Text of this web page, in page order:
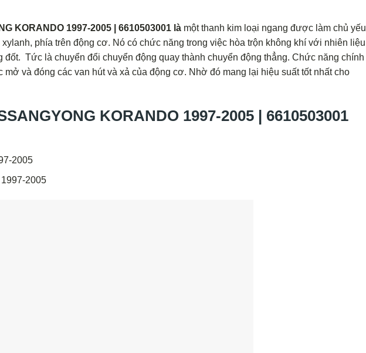
KORANDO 1997-2005 | 6610503001 là một thanh kim loại ngang được làm chủ yếu
phía trên động cơ. Nó có chức năng trong việc hòa trộn không khí với nhiên liệu
đốt. Tức là chuyển đổi chuyển động quay thành chuyển động thẳng. Chức năng chính
mở và đóng các van hút và xả của động cơ. Nhờ đó mang lại hiệu suất tốt nhất cho
KORANDO 1997-2005 | 6610503001
2005
2005